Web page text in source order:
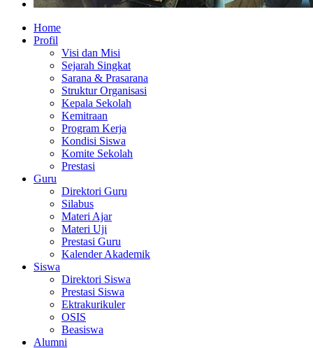
Home
Profil
Visi dan Misi
Sejarah Singkat
Sarana & Prasarana
Struktur Organisasi
Kepala Sekolah
Kemitraan
Program Kerja
Kondisi Siswa
Komite Sekolah
Prestasi
Guru
Direktori Guru
Silabus
Materi Ajar
Materi Uji
Prestasi Guru
Kalender Akademik
Siswa
Direktori Siswa
Prestasi Siswa
Ektrakurikuler
OSIS
Beasiswa
Alumni